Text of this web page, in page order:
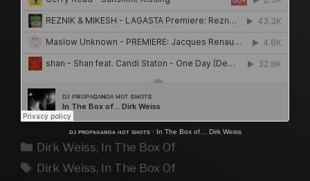
ᴅᴊ ᴘʀᴏᴘᴀɢᴀɴᴅᴀ ʜᴏᴛ sʜᴏᴛs· In The Box of… Dirk Weiss
Kategorien
Dirk Weiss, In The Box Of
Schlagwörter
Dirk Weiss, In The Box Of